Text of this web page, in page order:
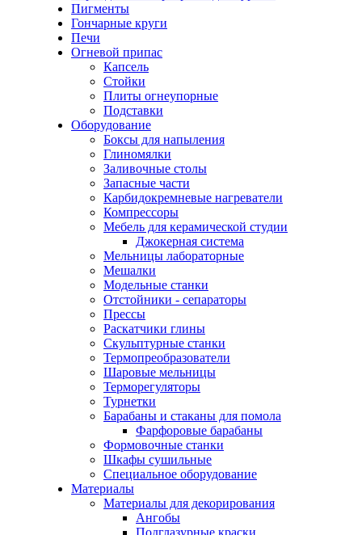
Пигменты
Гончарные круги
Печи
Огневой припас
Капсель
Стойки
Плиты огнеупорные
Подставки
Оборудование
Боксы для напыления
Глиномялки
Заливочные столы
Запасные части
Карбидокремневые нагреватели
Компрессоры
Мебель для керамической студии
Джокерная система
Мельницы лабораторные
Мешалки
Модельные станки
Отстойники - сепараторы
Прессы
Раскатчики глины
Скульптурные станки
Термопреобразователи
Шаровые мельницы
Терморегуляторы
Турнетки
Барабаны и стаканы для помола
Фарфоровые барабаны
Формовочные станки
Шкафы сушильные
Специальное оборудование
Материалы
Материалы для декорирования
Ангобы
Подглазурные краски